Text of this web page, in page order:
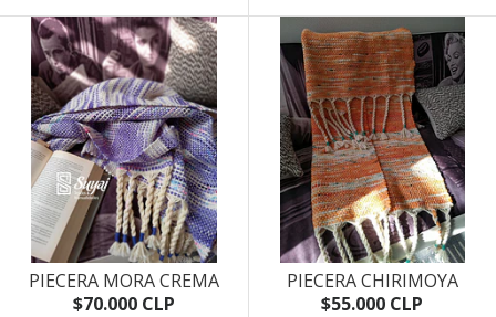
PIECERA MORA CREMA
$70.000 CLP
PIECERA CHIRIMOYA
$55.000 CLP